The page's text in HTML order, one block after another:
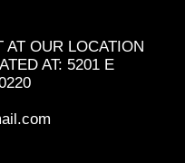
AT OUR LOCATION
AT: 5201 E